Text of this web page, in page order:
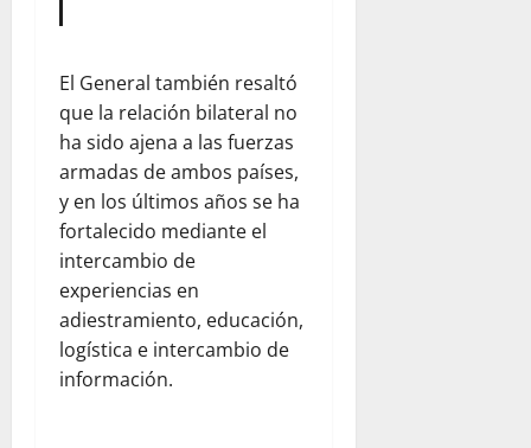
El General también resaltó
que la relación bilateral no
ha sido ajena a las fuerzas
armadas de ambos países,
y en los últimos años se ha
fortalecido mediante el
intercambio de
experiencias en
adiestramiento, educación,
logística e intercambio de
información.